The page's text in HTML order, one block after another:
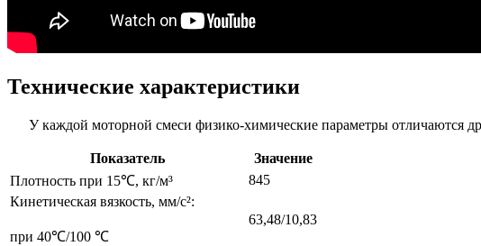
Технические характеристики
У каждой моторной смеси физико-химические параметры отличаются
Показатель
Значение
Плотность при 15℃, кг/м³
845
Кинетическая вязкость, мм/с²:
при 40℃/100 ℃
63,48/10,83